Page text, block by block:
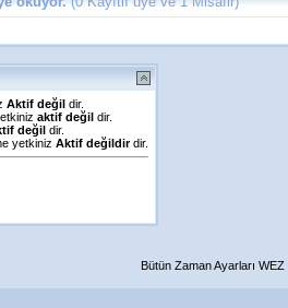
Aktif değildir.
aktif değildir.
değildir.
yetkiniz Aktif değildirdir.
Bütün Zaman Ayarları